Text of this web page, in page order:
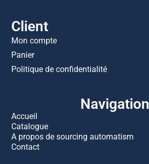
Client
Mon compte
Panier
Politique de confidentialité
Navigation
Accueil
Catalogue
A propos de sourcing automatism
Contact